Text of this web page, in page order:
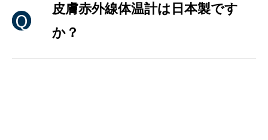
皮膚赤外線体温計は日本製です
か？